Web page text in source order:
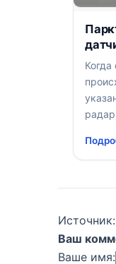
Источник:
Ваш
Ваше имя: